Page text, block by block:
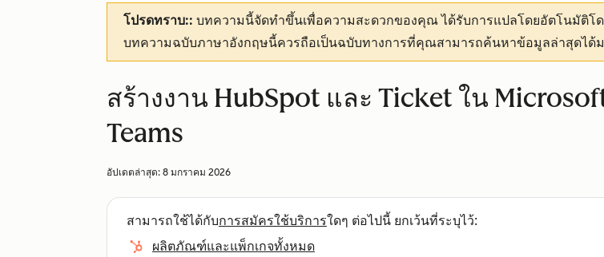
โปรดทราบ:: บทความนี้จัดทำขึ้นเพื่อความสะดวกของคุณได้รับการแปลโดยอัตโนมัติโ
บทความฉบับภาษาอังกฤษนี้ควรถือเป็นฉบับทางการที่คุณสามารถค้นหาข้อมูลล่าสุดได้
สร้างงาน HubSpot และ Ticket ใน
Teams
อัปเดตล่าสุด: 8 มกราคม 2026
สามารถใช้ได้กับการสมัครใช้บริการใดๆ ต่อไปนี้ ยกเว้นที่ระบุไว้:
ผลิตภัณฑ์และแพ็กเกจทั้งหมด